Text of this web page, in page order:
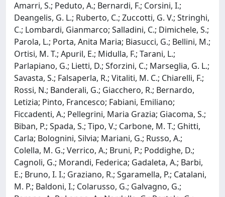
Amarri, S.; Peduto, A.; Bernardi, F.; Corsini, I.;
Deangelis, G. L.; Ruberto, C.; Zuccotti, G. V.; Stringhi,
C.; Lombardi, Gianmarco; Salladini, C.; Dimichele, S.;
Parola, L.; Porta, Anita Maria; Biasucci, G.; Bellini, M.;
Ortisi, M. T.; Apuril, E.; Midulla, F.; Tarani, L.;
Parlapiano, G.; Lietti, D.; Sforzini, C.; Marseglia, G. L.;
Savasta, S.; Falsaperla, R.; Vitaliti, M. C.; Chiarelli, F.;
Rossi, N.; Banderali, G.; Giacchero, R.; Bernardo,
Letizia; Pinto, Francesco; Fabiani, Emiliano;
Ficcadenti, A.; Pellegrini, Maria Grazia; Giacoma, S.;
Biban, P.; Spada, S.; Tipo, V.; Carbone, M. T.; Ghitti,
Carla; Bolognini, Silvia; Mariani, G.; Russo, A.;
Colella, M. G.; Verrico, A.; Bruni, P.; Poddighe, D.;
Cagnoli, G.; Morandi, Federica; Gadaleta, A.; Barbi,
E.; Bruno, I. I.; Graziano, R.; Sgaramella, P.; Catalani,
M. P.; Baldoni, I.; Colarusso, G.; Galvagno, G.;